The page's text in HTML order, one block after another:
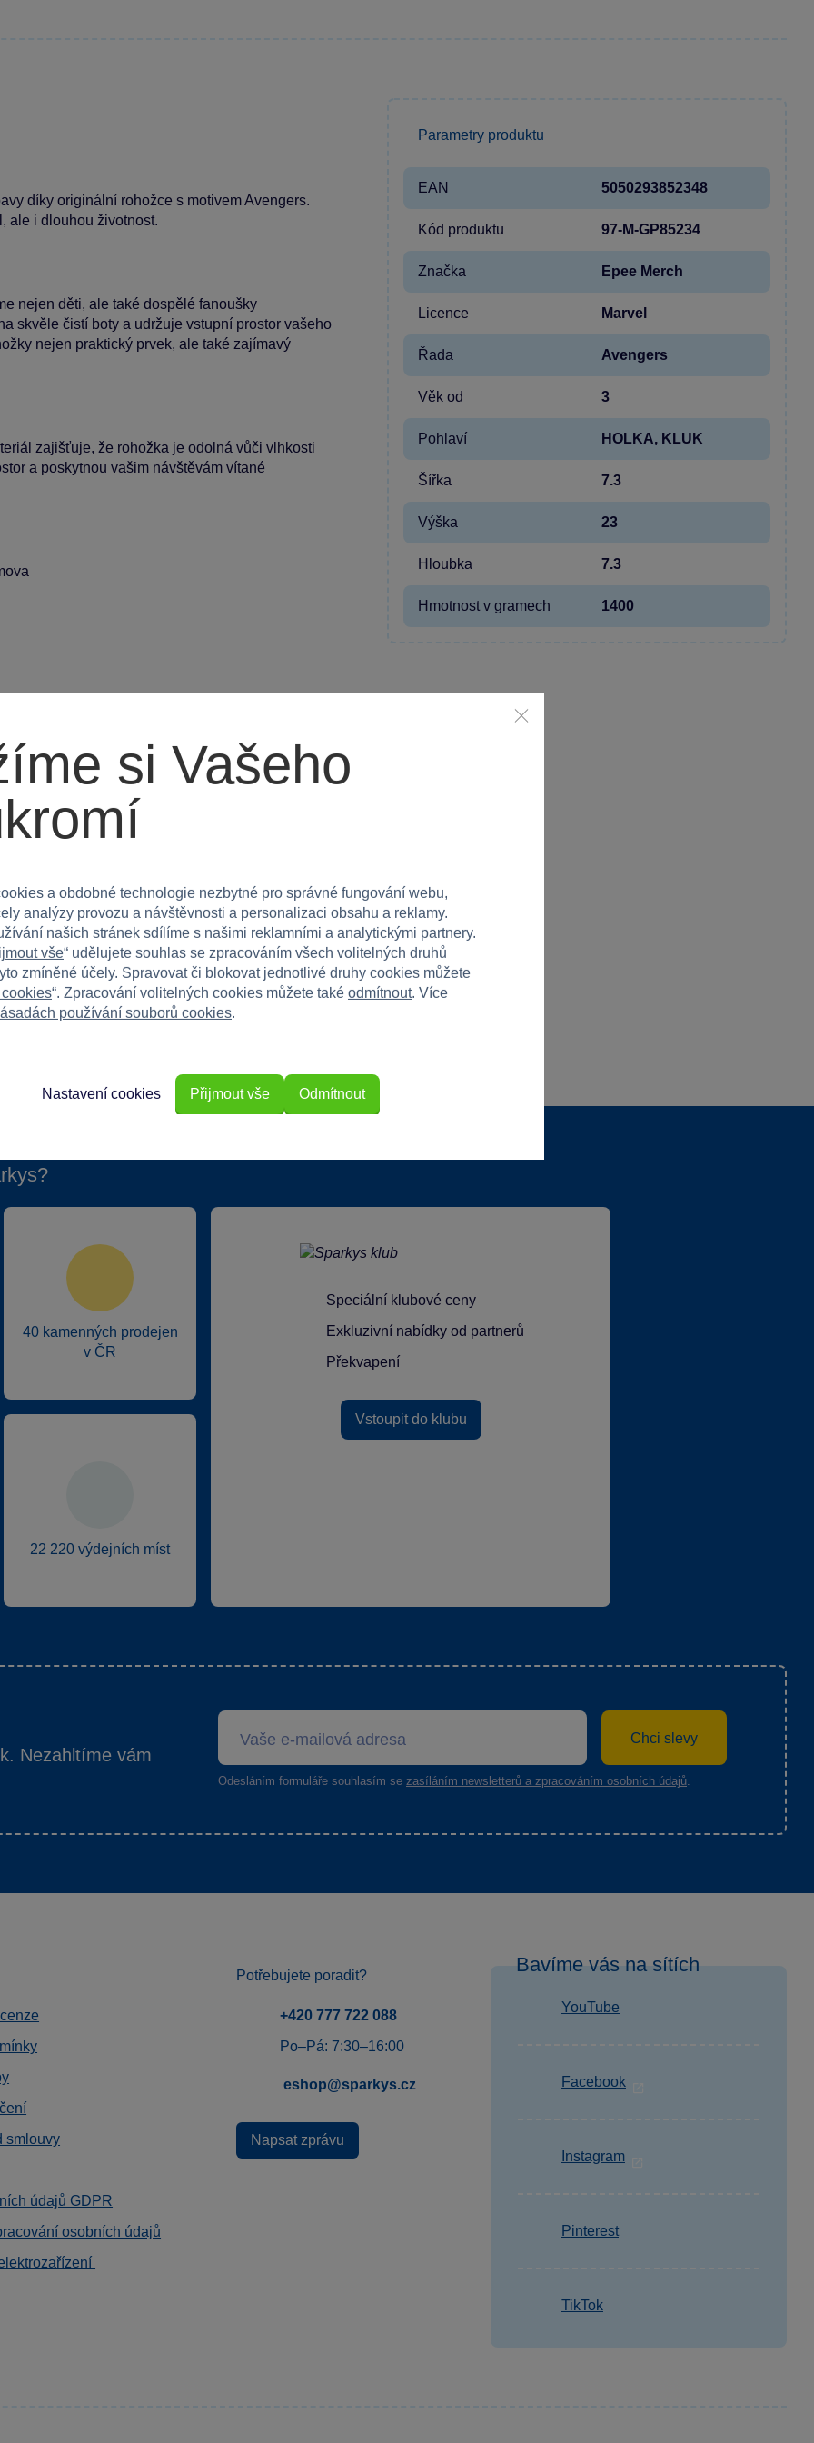
díky originální rohožce s motivem Avengers.
ale i dlouhou životnost.
nejen děti, ale také dospělé fanoušky
skvěle čistí boty a udržuje vstupní prostor vašeho
nejen praktický prvek, ale také zajímavý
zajišťuje, že rohožka je odolná vůči vlhkosti
a poskytnou vašim návštěvám vítané
bez ohledu na věk. Perfektní do dětského
se stylem!
Parametry produktu
EAN 5050293852348
Kód produktu 97-M-GP85234
Značka Epee Merch
Licence Marvel
Řada Avengers
Věk od 3
Pohlaví HOLKA, KLUK
Šířka 7.3
Výška 23
Hloubka 7.3
Hmotnost v gramech 1400
40 kamenných prodejen
v ČR
22 220 výdejních míst
Speciální klubové ceny
Exkluzivní nabídky od partnerů
Překvapení
Vstoupit do klubu
Nezahltíme vám
Chci slevy
Odesláním formuláře souhlasím se zasíláním newsletterů a zpracováním osobních údajů
smlouvy
údajů GDPR
osobních údajů
Potřebujete poradit?
+420 777 722 088
Po–Pá: 7:30–16:00
eshop@sparkys.cz
Napsat zprávu
Bavíme vás na sítích
YouTube
Facebook
Instagram
Pinterest
TikTok
si Vašeho
a obdobné technologie nezbytné pro správné fungování webu,
analýzy provozu a návštěvnosti a personalizaci obsahu a reklamy.
našich stránek sdílíme s našimi reklamními a analytickými partnery.
vše“ udělujete souhlas se zpracováním všech volitelných druhů
zmíněné účely. Spravovat či blokovat jednotlivé druhy cookies můžete
“. Zpracování volitelných cookies můžete také odmítnout. Více
používání souborů cookies.
Odmítnout
Nastavení cookies Přijmout vše